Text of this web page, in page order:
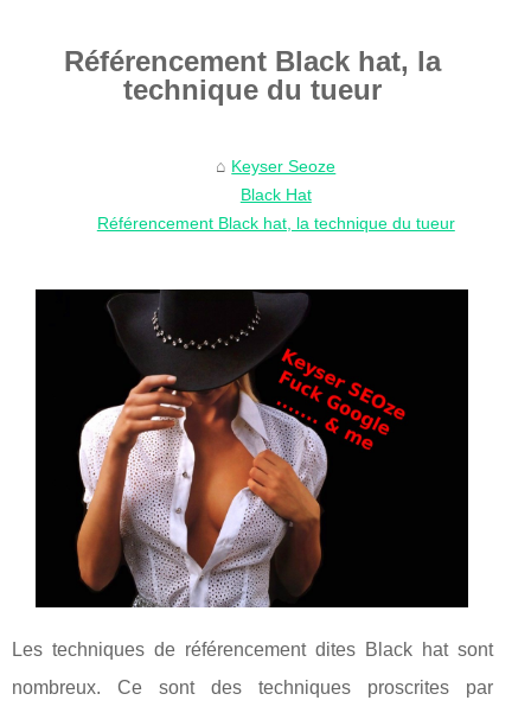
Référencement Black hat, la
technique du tueur
Keyser Seoze
Black Hat
Référencement Black hat, la technique du tueur
Les techniques de référencement dites Black hat sont
nombreux. Ce sont des techniques proscrites par